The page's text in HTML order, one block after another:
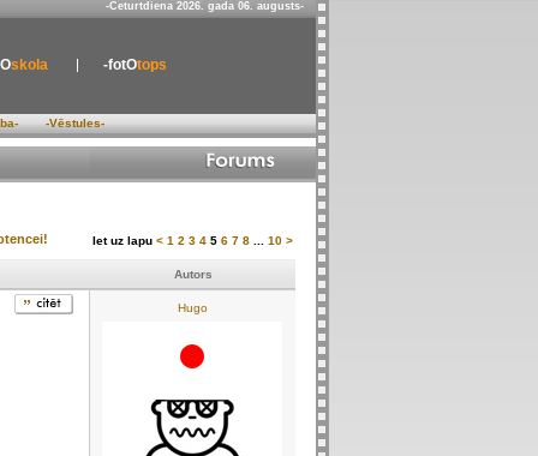
-Ceturtdiena 2026. gada 06. augusts-
skola -fotOtops
-Vēstules-
Iet uz lapu < 1 2 3 4 5 6 7 8 10 >
Autors
Hugo